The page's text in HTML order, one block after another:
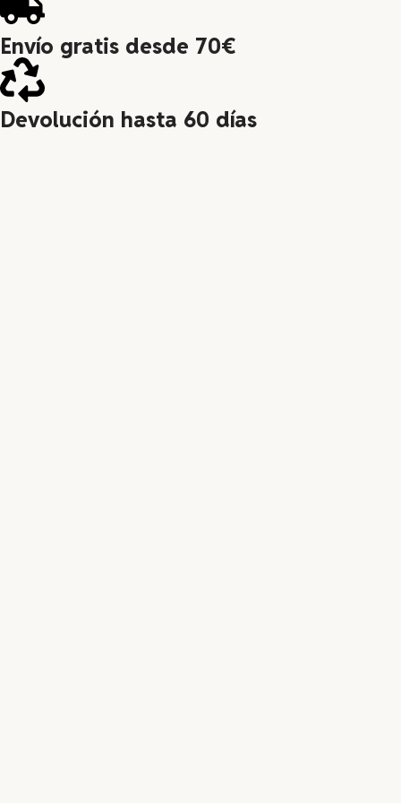
Envío gratis desde 70€
Devolución hasta 60 días